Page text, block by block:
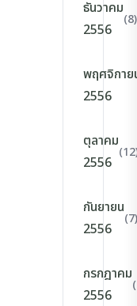
ธันวาคม
2556
(8)
พฤศจิกาย
2556
ตุลาคม
2556
กันยายน
2556
(7)
กรกฎาคม
2556